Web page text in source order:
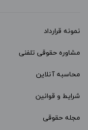
نمونه قرارداد‌
مشاوره حقوقی تلفنی
محاسبه آنلاین
شرایط و قوانین
مجله حقوقی